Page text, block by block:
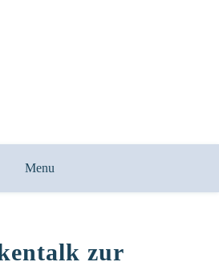
Menu
zur